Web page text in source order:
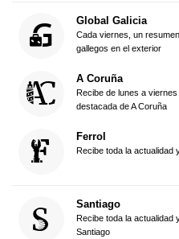
Global Galicia
Cada viernes, un
gallegos en el exterior
A Coruña
Recibe de lunes a
destacada de A Coruña
Ferrol
Recibe toda la actualidad
Santiago
Recibe toda la actualidad
Santiago